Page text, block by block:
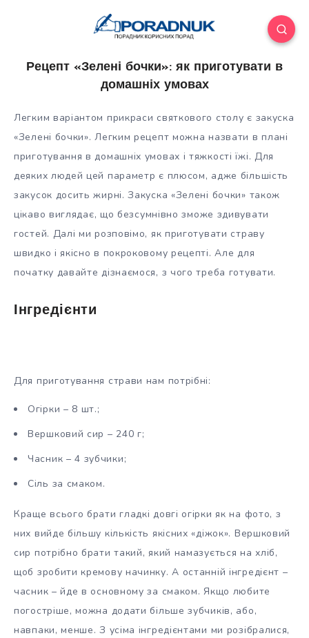
Рецепт «Зелені бочки»: як приготувати в
домашніх умовах
Легким варіантом прикраси святкового столу є закуска
«Зелені бочки». Легким рецепт можна назвати в плані
приготування в домашніх умовах і тяжкості їжі. Для
деяких людей цей параметр є плюсом, адже більшість
закусок досить жирні. Закуска «Зелені бочки» також
цікаво виглядає, що безсумнівно зможе здивувати
гостей. Далі ми розповімо, як приготувати страву
швидко і якісно в покроковому рецепті. Але для
початку давайте дізнаємося, з чого треба готувати.
Інгредієнти
Для приготування страви нам потрібні:
Огірки – 8 шт.;
Вершковий сир – 240 г;
Часник – 4 зубчики;
Сіль за смаком.
Краще всього брати гладкі довгі огірки як на фото, з
них вийде більшу кількість якісних «діжок». Вершковий
сир потрібно брати такий, який намазується на хліб,
щоб зробити кремову начинку. А останній інгредієнт –
часник – йде в основному за смаком. Якщо любите
погостріше, можна додати більше зубчиків, або,
навпаки, менше. З усіма інгредієнтами ми розібралися,